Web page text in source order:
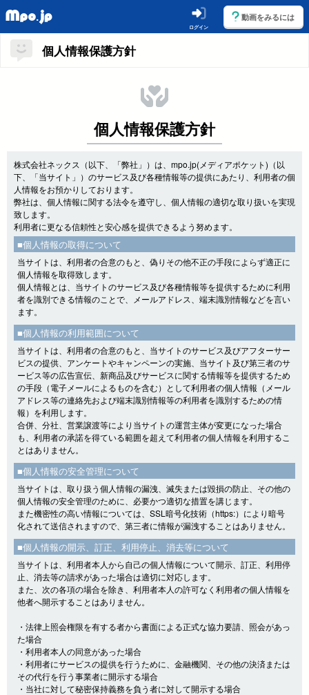
ログイン
動画をみるには
個人情報保護方針
個人情報保護方針
株式会社ネックス（以下、「弊社」）は、mpo.jp(メディアポケット)（以
下、「当サイト」）のサービス及び各種情報等の提供にあたり、利用者の個
人情報をお預かりしております。
弊社は、個人情報に関する法令を遵守し、個人情報の適切な取り扱いを実現
致します。
利用者に更なる信頼性と安心感を提供できるよう努めます。
■個人情報の取得について
当サイトは、利用者の合意のもと、偽りその他不正の手段によらず適正に
個人情報を取得致します。
個人情報とは、当サイトのサービス及び各種情報等を提供するために利用
者を識別できる情報のことで、メールアドレス、端末識別情報などを言い
ます。
■個人情報の利用範囲について
当サイトは、利用者の合意のもと、当サイトのサービス及びアフターサー
ビスの提供、アンケートやキャンペーンの実施、当サイト及び第三者のサ
ービス等の広告宣伝、新商品及びサービスに関する情報等を提供するため
の手段（電子メールによるものを含む）として利用者の個人情報（メール
アドレス等の連絡先および端末識別情報等の利用者を識別するための情
報）を利用します。
合併、分社、営業譲渡等により当サイトの運営主体が変更になった場合
も、利用者の承諾を得ている範囲を超えて利用者の個人情報を利用するこ
とはありません。
■個人情報の安全管理について
当サイトは、取り扱う個人情報の漏洩、滅失または毀損の防止、その他の
個人情報の安全管理のために、必要かつ適切な措置を講じます。
また機密性の高い情報については、SSL暗号化技術（https:）により暗号
化されて送信されますので、第三者に情報が漏洩することはありません。
■個人情報の開示、訂正、利用停止、消去等について
当サイトは、利用者本人から自己の個人情報について開示、訂正、利用停
止、消去等の請求があった場合は適切に対応します。
また、次の各項の場合を除き、利用者本人の許可なく利用者の個人情報を
他者へ開示することはありません。
・法律上照会権限を有する者から書面による正式な協力要請、照会があっ
た場合
・利用者本人の同意があった場合
・利用者にサービスの提供を行うために、金融機関、その他の決済または
その代行を行う事業者に開示する場合
・当社に対して秘密保持義務を負う者に対して開示する場合